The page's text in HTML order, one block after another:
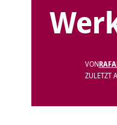
ZULETZT
VON